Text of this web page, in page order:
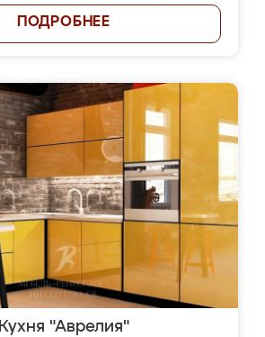
ПОДРОБНЕЕ
Кухня "Аврелия"